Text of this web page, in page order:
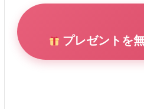
プレゼントを